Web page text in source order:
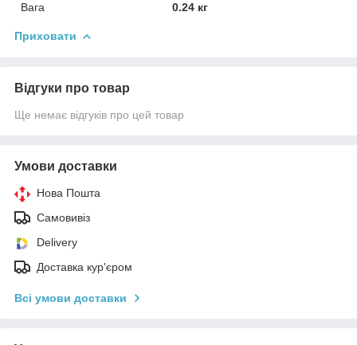
Вага
0.24 кг
Приховати
Відгуки про товар
Ще немає відгуків про цей товар
Умови доставки
Нова Пошта
Самовивіз
Delivery
Доставка кур'єром
Всі умови доставки